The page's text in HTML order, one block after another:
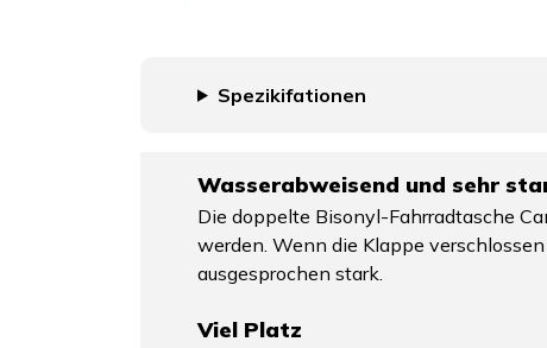
Spezikifationen
Wasserabweisend und sehr
Die doppelte Bisonyl-Fahrradtasche
werden. Wenn die Klappe
ausgesprochen stark.
Viel Platz